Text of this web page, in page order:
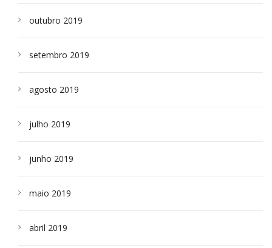
outubro 2019
setembro 2019
agosto 2019
julho 2019
junho 2019
maio 2019
abril 2019